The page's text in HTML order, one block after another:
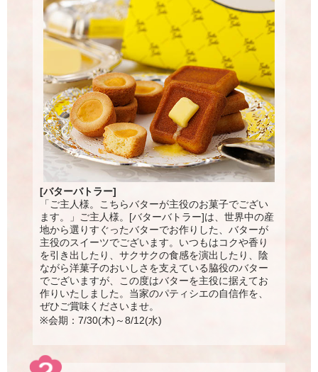
[バターバトラー]
「ご主人様。こちらバターが主役のお菓子でござい
ます。」ご主人様。[バターバトラー]は、世界中の産
地から選りすぐったバターでお作りした、バターが
主役のスイーツでございます。いつもはコクや香り
を引き出したり、サクサクの食感を演出したり、陰
ながら洋菓子のおいしさを支えている脇役のバター
でございますが、この度はバターを主役に据えてお
作りいたしました。当家のパティシエの自信作を、
ぜひご賞味くださいませ。
※会期：7/30(木)～8/12(水)